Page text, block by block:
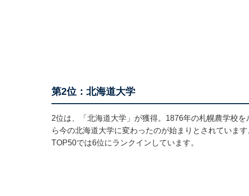
第2位：北海道大学
2位は、「北海道大学」が獲得。1876年の札幌農学校
ら今の北海道大学に変わったのが始まりとされていま
TOP50では6位にランクインしています。